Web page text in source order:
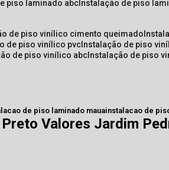
piso laminado abc instalação de piso
de piso vinílico cimento queimado
de piso vinílico pvc instalação de piso
de piso vinílico abc instalação de piso
de piso laminado mauainstalacao de
Valores Jardim